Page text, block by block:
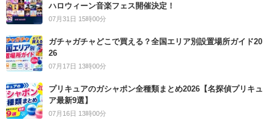
ハロウィーン音楽フェス開催決定！
07月31日 15時00分
ガチャガチャどこで買える？全国エリア別設置場所ガイド20
26
07月17日 13時00分
プリキュアのガシャポン全種類まとめ2026【名探偵プリキュ
ア最新9選】
07月16日 13時00分